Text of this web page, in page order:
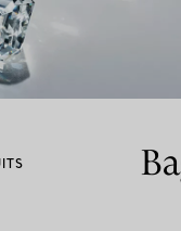
pour hommes
avec un